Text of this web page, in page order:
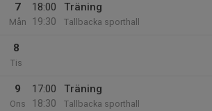
7
Mån
18:00
19:30
Träning
Tallbacka sporthall
8
Tis
9
Ons
17:00
18:30
Träning
Tallbacka sporthall